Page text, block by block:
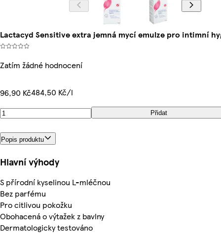
Lactacyd Sensitive extra jemná mycí emulze pro intimní
Zatím žádné hodnocení
96,90 Kč484,50 Kč/l
Přidat
Popis produktu
Hlavní výhody
S přírodní kyselinou L-mléčnou
Bez parfému
Pro citlivou pokožku
Obohacená o výtažek z bavlny
Dermatologicky testováno